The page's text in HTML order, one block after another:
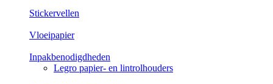
Stickervellen
Vloeipapier
Inpakbenodigdheden
Legro papier- en lintrolhouders